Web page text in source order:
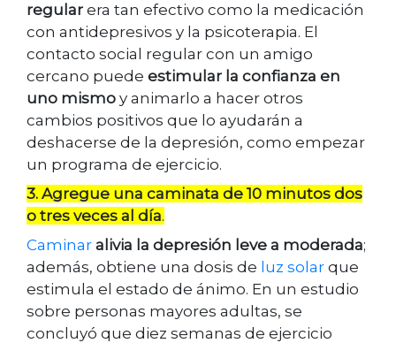
regular era tan efectivo como la medicación
con antidepresivos y la psicoterapia. El
contacto social regular con un amigo
cercano puede estimular la confianza en
uno mismo y animarlo a hacer otros
cambios positivos que lo ayudarán a
deshacerse de la depresión, como empezar
un programa de ejercicio.
3. Agregue una caminata de 10 minutos dos
o tres veces al día.
Caminar alivia la depresión leve a moderada;
además, obtiene una dosis de luz solar que
estimula el estado de ánimo. En un estudio
sobre personas mayores adultas, se
concluyó que diez semanas de ejercicio